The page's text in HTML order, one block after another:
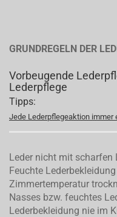
GRUNDREGELN DER
Vorbeugende
Lederpflege
Tipps:
Jede Lederpflegeaktion immer
Leder nicht mit
Feuchte
Zimmertemperatur
Nasses bzw. feuchtes
Lederbekleidung nie im